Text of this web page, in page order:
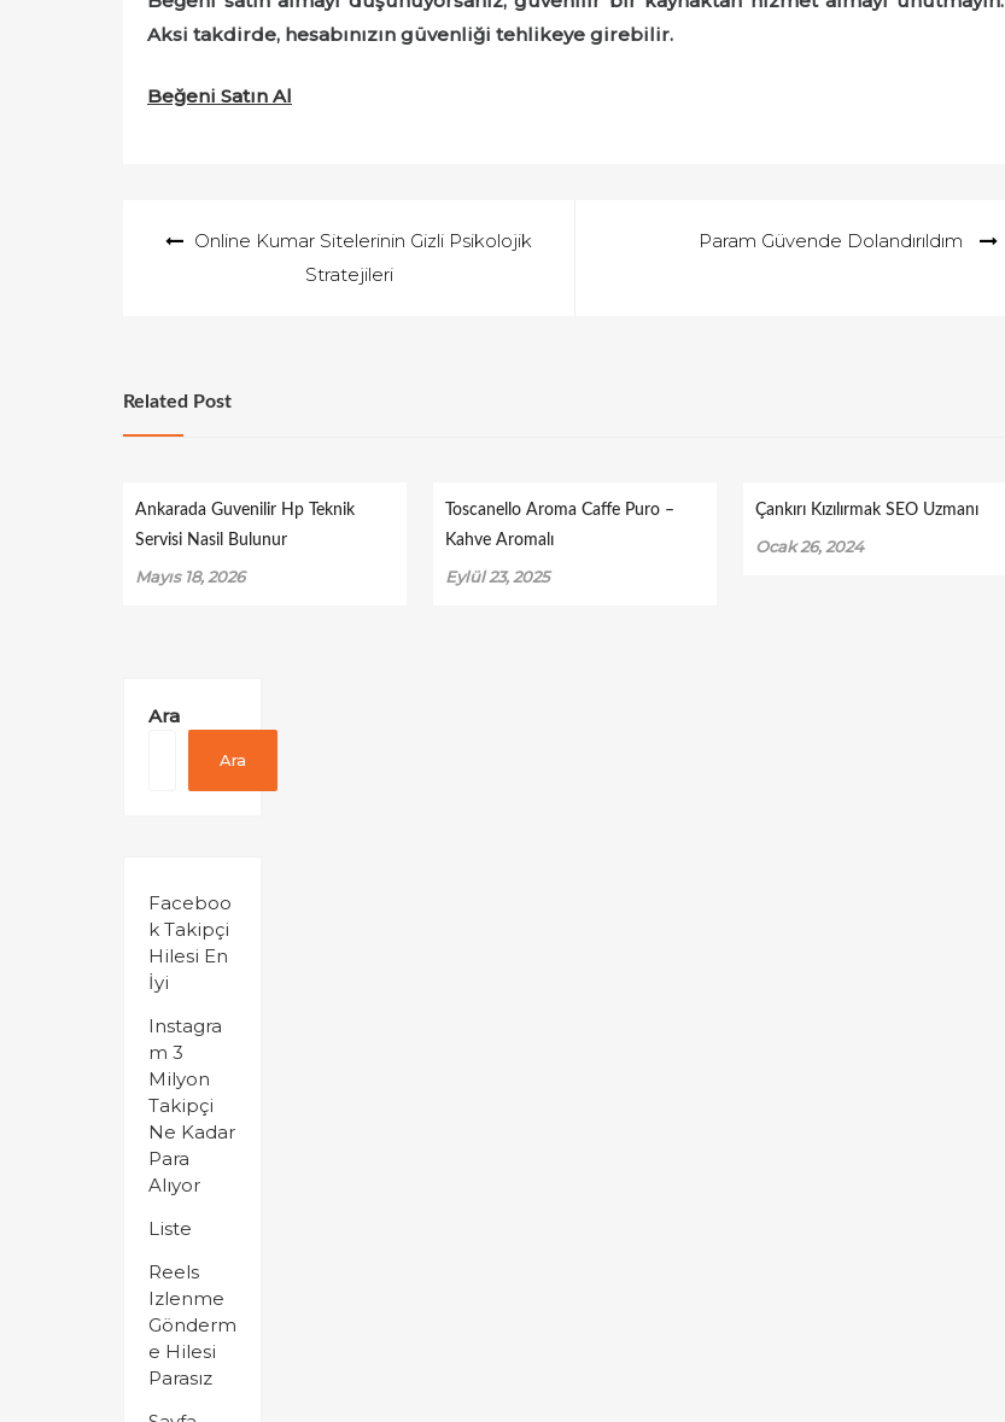
Aksi takdirde, hesabınızın güvenliği tehlikeye girebilir.
Beğeni Satın Al
gezinmesi
Online Kumar Sitelerinin Gizli Psikolojik
Stratejileri
Param Güvende Dolandırıldım
Related Post
Ankarada Guvenilir Hp Teknik
Servisi Nasil Bulunur
Mayıs 18, 2026
Toscanello Aroma Caffe Puro –
Kahve Aromalı
Eylül 23, 2025
Çankırı Kızılırmak SEO Uzmanı
Ocak 26, 2024
Ara
Ara
Faceboo
k Takipçi
Hilesi En
İyi
Instagra
m 3
Milyon
Takipçi
Ne Kadar
Para
Alıyor
Liste
Reels
Izlenme
Gönderm
e Hilesi
Parasız